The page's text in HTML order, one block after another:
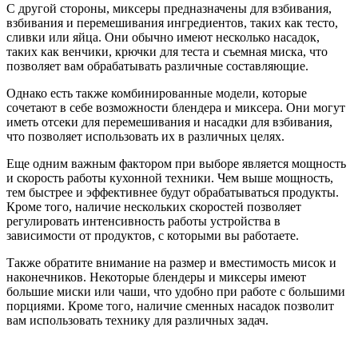
С другой стороны, миксеры предназначены для взбивания,
взбивания и перемешивания ингредиентов, таких как тесто,
сливки или яйца. Они обычно имеют несколько насадок,
таких как венчики, крючки для теста и съемная миска, что
позволяет вам обрабатывать различные составляющие.
Однако есть также комбинированные модели, которые
сочетают в себе возможности блендера и миксера. Они могут
иметь отсеки для перемешивания и насадки для взбивания,
что позволяет использовать их в различных целях.
Еще одним важным фактором при выборе является мощность
и скорость работы кухонной техники. Чем выше мощность,
тем быстрее и эффективнее будут обрабатываться продукты.
Кроме того, наличие нескольких скоростей позволяет
регулировать интенсивность работы устройства в
зависимости от продуктов, с которыми вы работаете.
Также обратите внимание на размер и вместимость мисок и
наконечников. Некоторые блендеры и миксеры имеют
большие миски или чаши, что удобно при работе с большими
порциями. Кроме того, наличие сменных насадок позволит
вам использовать технику для различных задач.